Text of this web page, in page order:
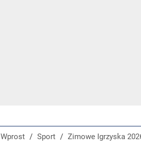
Wprost / Sport / Zimowe Igrzyska